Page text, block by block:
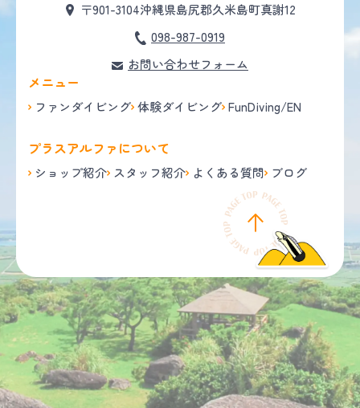
〒901-3104沖縄県島尻郡久米島町真謝12
098-987-0919
お問い合わせフォーム
メニュー
ファンダイビング 体験ダイビング FunDiving/EN
プラスアルファについて
ショップ紹介 スタッフ紹介 よくある質問 ブログ